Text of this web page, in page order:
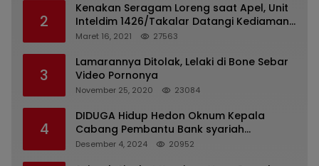
2
Kenakan Seragam Loreng saat Apel, Unit
Inteldim 1426/Takalar Datangi Kediaman
Kasatpol PP
Maret 16, 2021 27563
3
Lamarannya Ditolak, Lelaki di Bone Sebar
Video Pornonya
November 25, 2020 23084
4
DIDUGA Hidup Hedon Oknum Kepala
Cabang Pembantu Bank syariah
Indonesia Unit Hasan Basri di Banjarmasin
Desember 4, 2024 20952